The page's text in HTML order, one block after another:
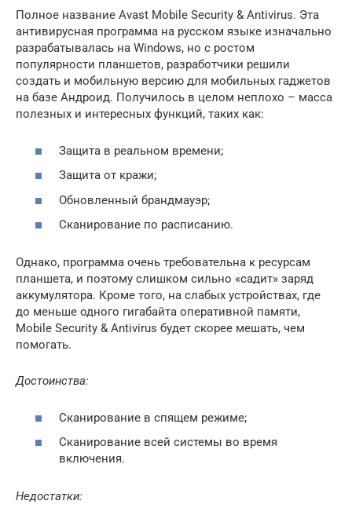
Полное название Avast Mobile Security & Antivirus. Эта
антивирусная программа на русском языке изначально
разрабатывалась на Windows, но с ростом
популярности планшетов, разработчики решили
создать и мобильную версию для мобильных гаджетов
на базе Андроид. Получилось в целом неплохо – масса
полезных и интересных функций, таких как:
Защита в реальном времени;
Защита от кражи;
Обновленный брандмауэр;
Сканирование по расписанию.
Однако, программа очень требовательна к ресурсам
планшета, и поэтому слишком сильно «садит» заряд
аккумулятора. Кроме того, на слабых устройствах, где
до меньше одного гигабайта оперативной памяти,
Mobile Security & Antivirus будет скорее мешать, чем
помогать.
Достоинства:
Сканирование в спящем режиме;
Сканирование всей системы во время
включения.
Недостатки: